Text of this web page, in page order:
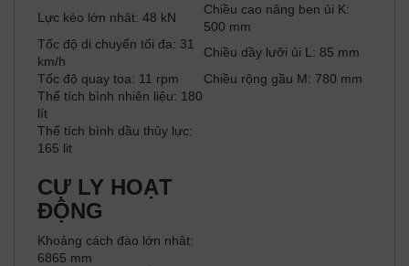
Lực kéo lớn nhât: 48 kN
Chiều cao nâng ben ủi K:
500 mm
Tốc độ di chuyển tối đa: 31
km/h
Chiều dầy lưỡi ủi L: 85 mm
Tốc độ quay toa: 11 rpm
Chiều rộng gầu M: 780 mm
Thể tích bình nhiên liệu: 180
lít
Thể tích bình dầu thủy lực:
165 lit
CỰ LY HOẠT
ĐỘNG
Khoảng cách đào lớn nhât:
6865 mm